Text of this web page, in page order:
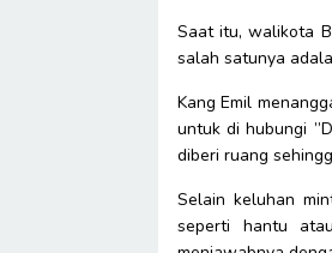
Saat itu, walikota
salah satunya
Kang Emil
untuk di hubungi
diberi ruang
Selain keluhan
seperti hantu